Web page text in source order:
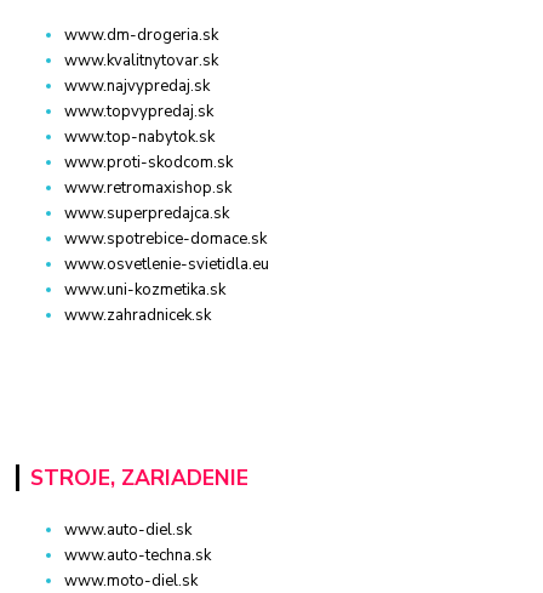
www.dm-drogeria.sk
www.kvalitnytovar.sk
www.najvypredaj.sk
www.topvypredaj.sk
www.top-nabytok.sk
www.proti-skodcom.sk
www.retromaxishop.sk
www.superpredajca.sk
www.spotrebice-domace.sk
www.osvetlenie-svietidla.eu
www.uni-kozmetika.sk
www.zahradnicek.sk
STROJE, ZARIADENIE
www.auto-diel.sk
www.auto-techna.sk
www.moto-diel.sk